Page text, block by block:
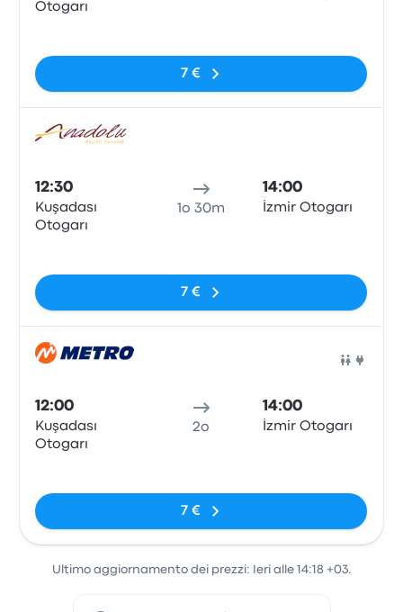
Otogarı
7 €
12:30
Kuşadası
Otogarı
1o 30m
14:00
İzmir Otogarı
7 €
12:00
Kuşadası
Otogarı
2o
14:00
İzmir Otogarı
7 €
Ultimo aggiornamento dei prezzi: Ieri alle 14:18 +03.